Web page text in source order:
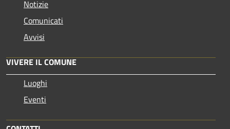
Notizie
Comunicati
Avvisi
VIVERE IL COMUNE
Luoghi
Eventi